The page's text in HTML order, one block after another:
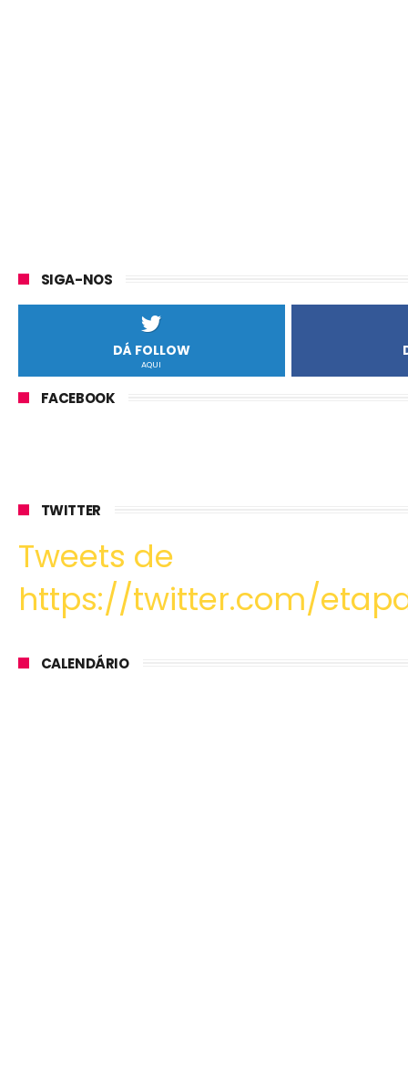
SIGA-NOS
DÁ FOLLOW
AQUI
FACEBOOK
TWITTER
Tweets de
https://twitter.com/
CALENDÁRIO